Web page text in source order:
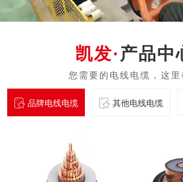
产品中
品牌电线电缆 其他电线电缆